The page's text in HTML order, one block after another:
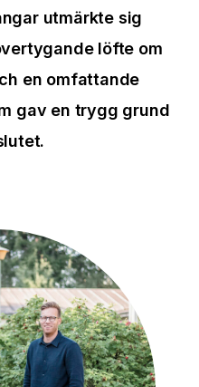
utmärkte sig
löfte om
en omfattande
gav en trygg grund